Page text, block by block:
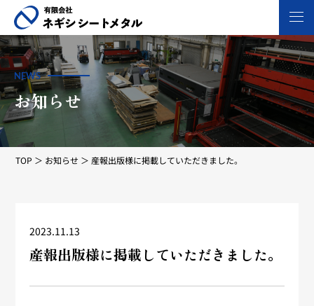
NEWS
お知らせ
TOP お知らせ 産報出版様に掲載していただきました。
2023.11.13
産報出版様に掲載していただきました。